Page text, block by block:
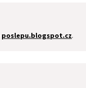
poslepu.blogspot.cz.